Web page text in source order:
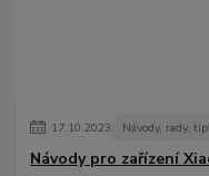
17.10.2023 Návody, rady,
Návody pro zařízení